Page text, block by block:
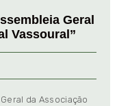
Geral
Vassoural”
da Associação